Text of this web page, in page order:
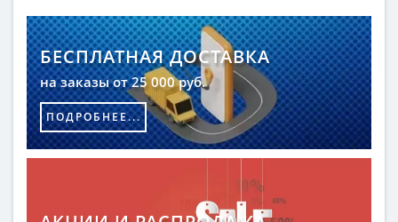
БЕСПЛАТНАЯ ДОСТАВКА
на заказы от 25 000 руб.
ПОДРОБНЕЕ...